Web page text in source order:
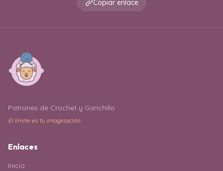
Copiar enlace
Patrones de Crochet y Ganchillo
El límite es tu imaginación
Enlaces
Inicio